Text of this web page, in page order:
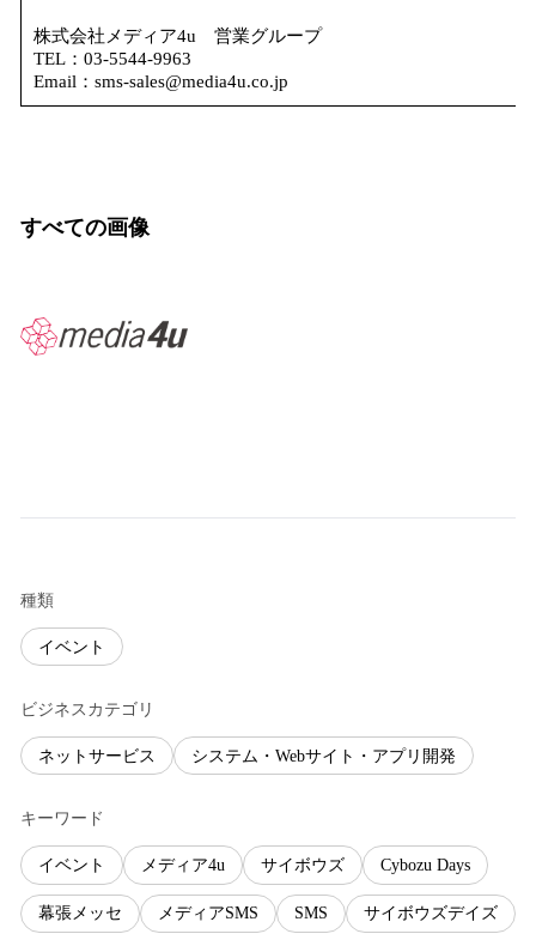
株式会社メディア4u 営業グループ
TEL：03-5544-9963
Email：sms-sales@media4u.co.jp
すべての画像
種類
イベント
ビジネスカテゴリ
ネットサービス システム・Webサイト・アプリ開発
キーワード
イベント メディア4u サイボウズ Cybozu Days
幕張メッセ メディアSMS SMS サイボウズデイズ